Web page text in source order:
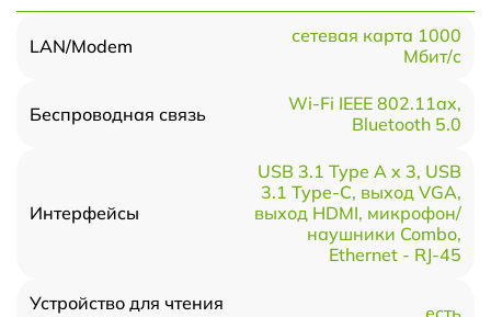
LAN/Modem
сетевая карта 1000
Мбит/c
Беспроводная связь
Wi-Fi IEEE 802.11ax,
Bluetooth 5.0
Интерфейсы
USB 3.1 Type A x 3, USB
3.1 Type-С, выход VGA,
выход HDMI, микрофон/
наушники Combo,
Ethernet - RJ-45
Устройство для чтения